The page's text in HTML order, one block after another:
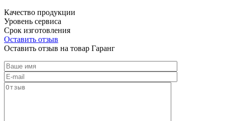
Качество продукции
Уровень сервиса
Срок изготовления
Оставить отзыв
Оставить отзыв на товар Гаранг